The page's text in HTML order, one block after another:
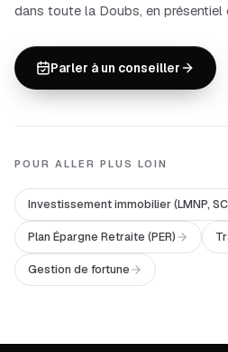
dans toute la Doubs, en présentiel
Parler à un conseiller
POUR ALLER PLUS LOIN
Investissement immobilier (LMNP,
Plan Épargne Retraite (PER)
Gestion de fortune